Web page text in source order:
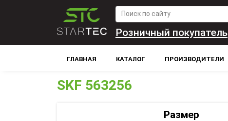
Розничный покупатель
ГЛАВНАЯ КАТАЛОГ ПРОИЗВОДИТЕЛИ
SKF 563256
Размер